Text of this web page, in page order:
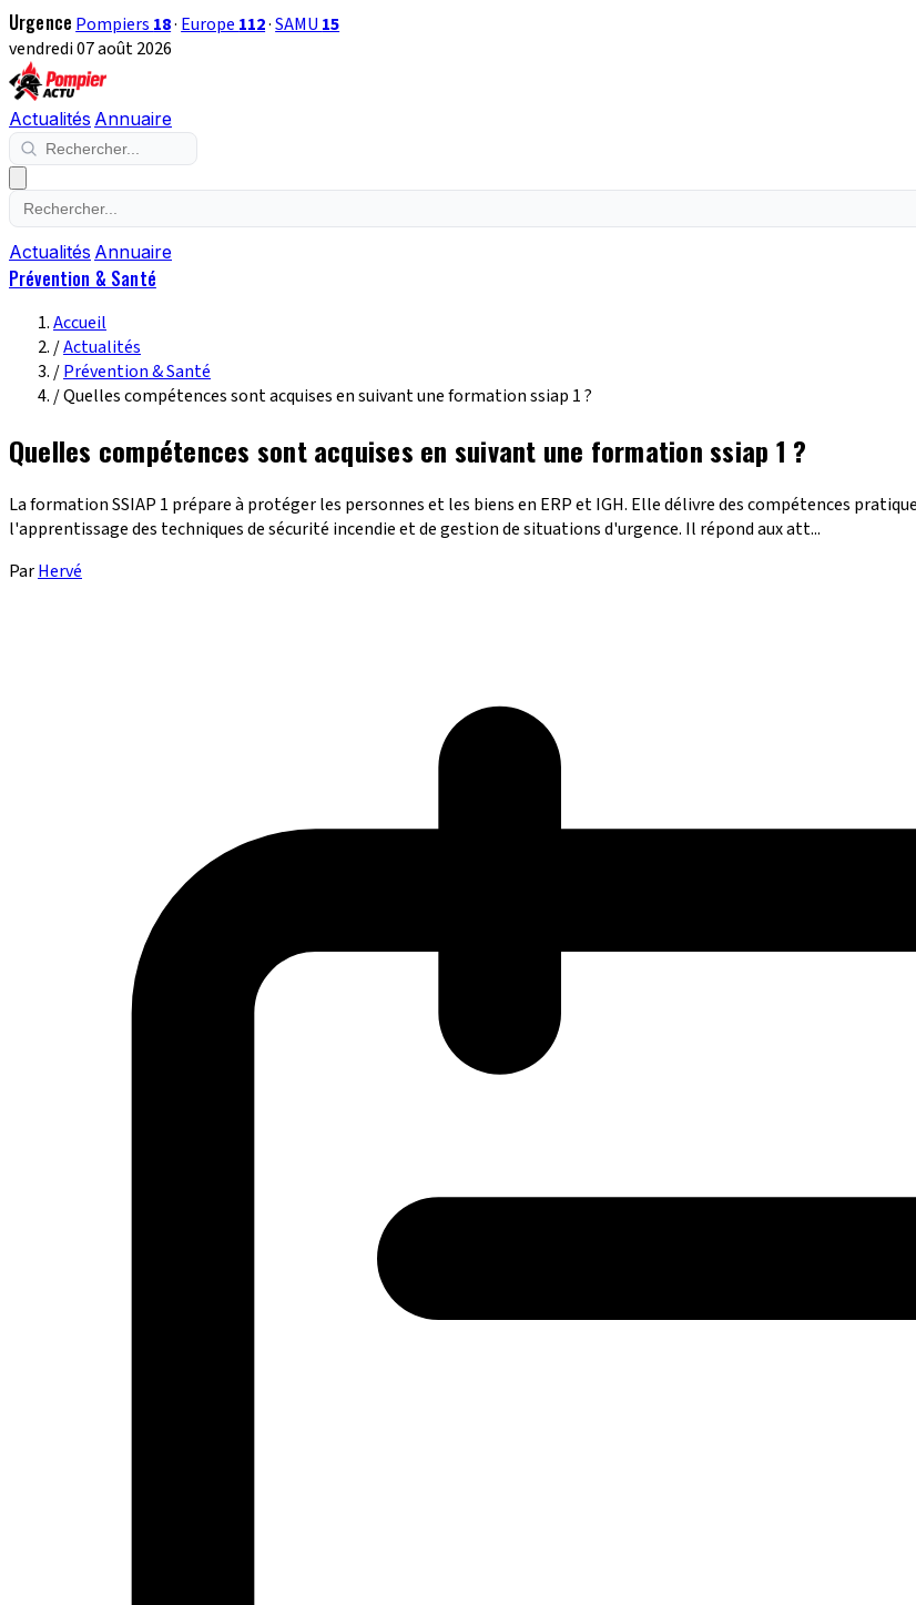
Urgence Pompiers 18· Europe 112·SAMU 15
vendredi 07 août 2026
Actualités Annuaire
Actualités Annuaire
Prévention & Santé
Accueil
/Actualités
/Prévention & Santé
/Quelles compétences sont acquises en suivant une formation ssiap 1 ?
Quelles compétences sont acquises en suivant une formation ssiap 1 ?
La formation SSIAP 1 prépare à protéger les personnes et les biens en ERP et IGH. Elle délivre des compétences
l'apprentissage des techniques de sécurité incendie et de gestion de situations d'urgence. Il répond aux att...
ParHervé